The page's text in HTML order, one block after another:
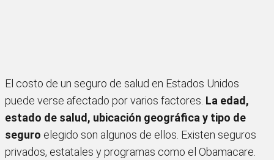
El costo de un seguro de salud en Estados Unidos
puede verse afectado por varios factores. La edad,
estado de salud, ubicación geográfica y tipo de
seguro elegido son algunos de ellos. Existen seguros
privados, estatales y programas como el Obamacare.